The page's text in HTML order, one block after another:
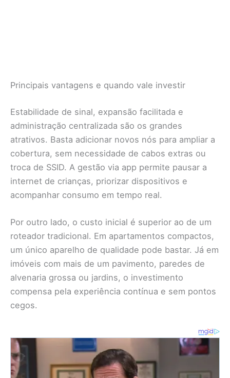
Principais vantagens e quando vale investir
Estabilidade de sinal, expansão facilitada e
administração centralizada são os grandes
atrativos. Basta adicionar novos nós para ampliar a
cobertura, sem necessidade de cabos extras ou
troca de SSID. A gestão via app permite pausar a
internet de crianças, priorizar dispositivos e
acompanhar consumo em tempo real.
Por outro lado, o custo inicial é superior ao de um
roteador tradicional. Em apartamentos compactos,
um único aparelho de qualidade pode bastar. Já em
imóveis com mais de um pavimento, paredes de
alvenaria grossa ou jardins, o investimento
compensa pela experiência contínua e sem pontos
cegos.